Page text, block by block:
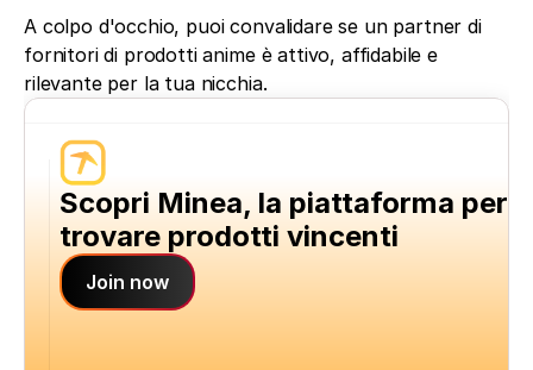
A colpo d'occhio, puoi convalidare se un partner di
fornitori di prodotti anime è attivo, affidabile e
rilevante per la tua nicchia.
Scopri Minea, la piattaforma per
trovare prodotti vincenti
Join now